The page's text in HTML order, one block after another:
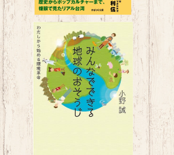
みんなでできる地球のおそうじ
～わたしから始める環境革命～
¥1,650